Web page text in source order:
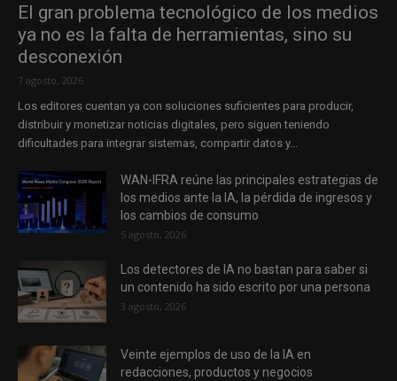
El gran problema tecnológico de los medios
ya no es la falta de herramientas, sino su
desconexión
7 agosto, 2026
Los editores cuentan ya con soluciones suficientes para producir,
distribuir y monetizar noticias digitales, pero siguen teniendo
dificultades para integrar sistemas, compartir datos y...
WAN-IFRA reúne las principales estrategias de
los medios ante la IA, la pérdida de ingresos y
los cambios de consumo
5 agosto, 2026
Los detectores de IA no bastan para saber si
un contenido ha sido escrito por una persona
3 agosto, 2026
Veinte ejemplos de uso de la IA en
redacciones, productos y negocios